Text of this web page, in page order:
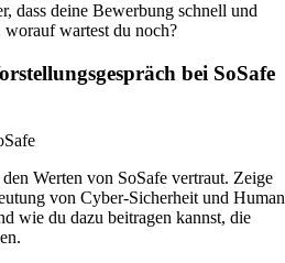
dass deine Bewerbung schnell und
wartest du noch?
bei SoSafe
Werten von SoSafe vertraut. Zeige
von Cyber-Sicherheit und Human
wie du dazu beitragen kannst, die